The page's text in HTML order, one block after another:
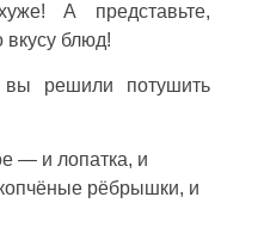
А представьте,
вкусу блюд!
решили потушить
— и лопатка, и
рёбрышки, и